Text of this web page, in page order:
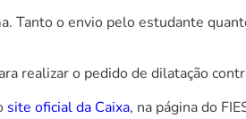
Tanto o envio pelo estudante
realizar o pedido de dilatação
site oficial da Caixa, na página do